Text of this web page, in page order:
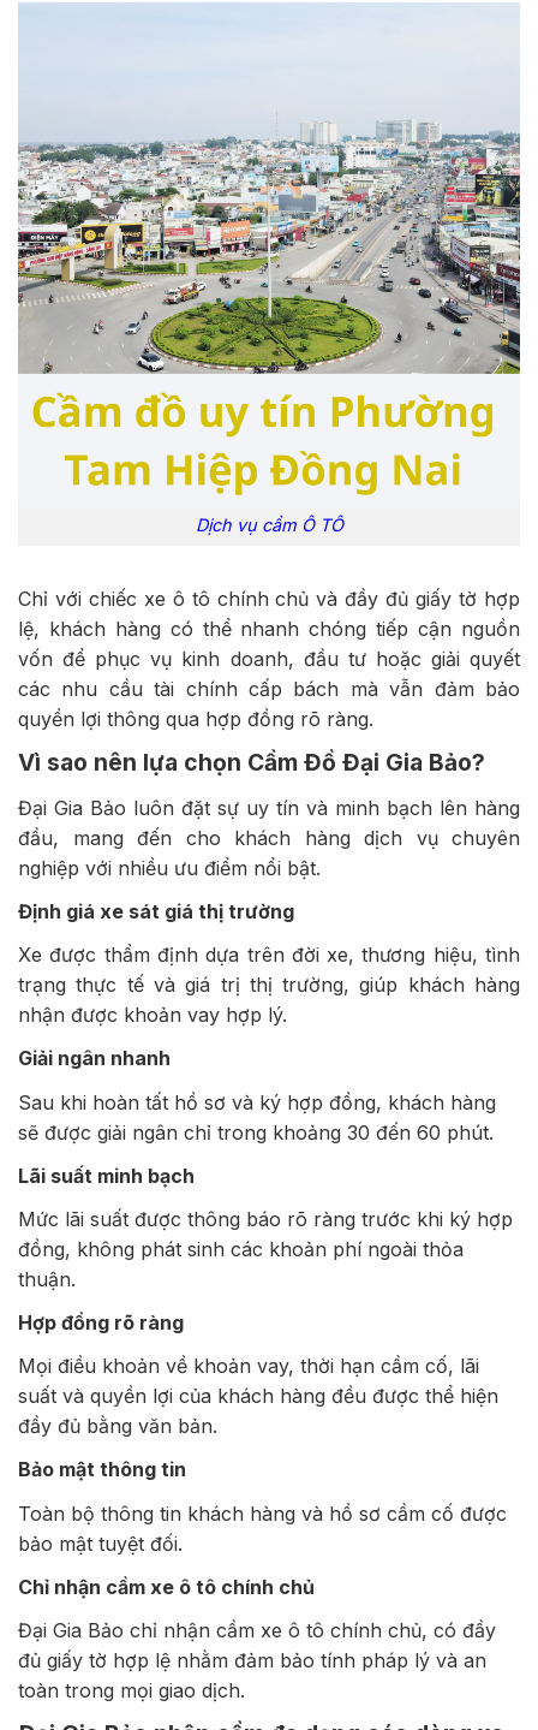
Dịch vụ cầm Ô TÔ
Chỉ với chiếc xe ô tô chính chủ và đầy đủ giấy tờ hợp
lệ, khách hàng có thể nhanh chóng tiếp cận nguồn
vốn để phục vụ kinh doanh, đầu tư hoặc giải quyết
các nhu cầu tài chính cấp bách mà vẫn đảm bảo
quyền lợi thông qua hợp đồng rõ ràng.
Vì sao nên lựa chọn Cầm Đồ Đại Gia Bảo?
Đại Gia Bảo luôn đặt sự uy tín và minh bạch lên hàng
đầu, mang đến cho khách hàng dịch vụ chuyên
nghiệp với nhiều ưu điểm nổi bật.
Định giá xe sát giá thị trường
Xe được thẩm định dựa trên đời xe, thương hiệu, tình
trạng thực tế và giá trị thị trường, giúp khách hàng
nhận được khoản vay hợp lý.
Giải ngân nhanh
Sau khi hoàn tất hồ sơ và ký hợp đồng, khách hàng
sẽ được giải ngân chỉ trong khoảng 30 đến 60 phút.
Lãi suất minh bạch
Mức lãi suất được thông báo rõ ràng trước khi ký hợp
đồng, không phát sinh các khoản phí ngoài thỏa
thuận.
Hợp đồng rõ ràng
Mọi điều khoản về khoản vay, thời hạn cầm cố, lãi
suất và quyền lợi của khách hàng đều được thể hiện
đầy đủ bằng văn bản.
Bảo mật thông tin
Toàn bộ thông tin khách hàng và hồ sơ cầm cố được
bảo mật tuyệt đối.
Chỉ nhận cầm xe ô tô chính chủ
Đại Gia Bảo chỉ nhận cầm xe ô tô chính chủ, có đầy
đủ giấy tờ hợp lệ nhằm đảm bảo tính pháp lý và an
toàn trong mọi giao dịch.